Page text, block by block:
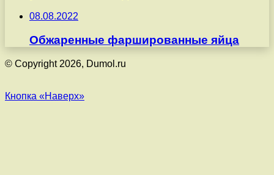
08.08.2022
Обжаренные фаршированные яйца
© Copyright 2026, Dumol.ru
Кнопка «Наверх»